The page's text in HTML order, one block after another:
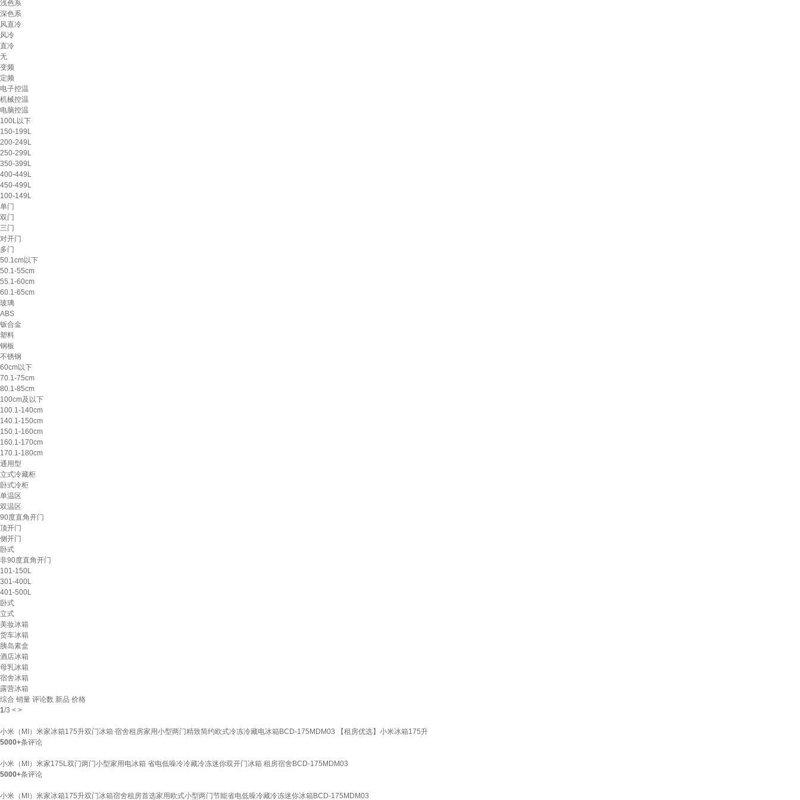
浅色系
深色系
风直冷
风冷
直冷
无
变频
定频
电子控温
机械控温
电脑控温
100L以下
150-199L
200-249L
250-299L
350-399L
400-449L
450-499L
100-149L
单门
双门
三门
对开门
多门
50.1cm以下
50.1-55cm
55.1-60cm
60.1-65cm
玻璃
ABS
钣合金
塑料
钢板
不锈钢
60cm以下
70.1-75cm
80.1-85cm
100cm及以下
100.1-140cm
140.1-150cm
150.1-160cm
160.1-170cm
170.1-180cm
通用型
立式冷藏柜
卧式冷柜
单温区
双温区
90度直角开门
顶开门
侧开门
卧式
非90度直角开门
101-150L
301-400L
401-500L
卧式
立式
美妆冰箱
货车冰箱
胰岛素盒
酒店冰箱
母乳冰箱
宿舍冰箱
露营冰箱
综合 销量 评论数 新品 价格
1/3 < >
小米（MI）米家冰箱175升双门冰箱 宿舍租房家用小型两门精致简约欧式冷冻冷藏电冰箱BCD-175MDM03 【租房优选】小米冰箱175升
5000+条评论
小米（MI）米家175L双门两门小型家用电冰箱 省电低噪冷冷藏冷冻迷你双开门冰箱 租房宿舍BCD-175MDM03
5000+条评论
小米（MI）米家冰箱175升双门冰箱宿舍租房首选家用欧式小型两门节能省电低噪冷藏冷冻迷你冰箱BCD-175MDM03